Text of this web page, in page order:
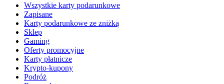
Wszystkie karty podarunkowe
Zapisane
Karty podarunkowe ze zniżką
Sklep
Gaming
Oferty promocyjne
Karty płatnicze
Krypto-kupony
Podróż